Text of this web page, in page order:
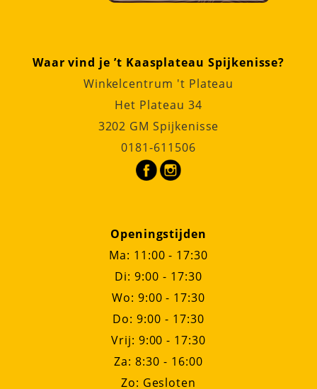
Waar vind je ’t Kaasplateau Spijkenisse?
Winkelcentrum 't Plateau
Het Plateau 34
3202 GM Spijkenisse
0181-611506
Openingstijden
Ma: 11:00 - 17:30
Di: 9:00 - 17:30
Wo: 9:00 - 17:30
Do: 9:00 - 17:30
Vrij: 9:00 - 17:30
Za: 8:30 - 16:00
Zo: Gesloten